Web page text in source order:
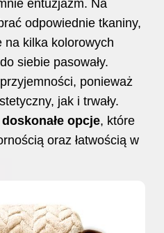
entuzjazm. Na
odpowiednie tkaniny,
na kilka kolorowych
siebie pasowały.
ponieważ
jak i trwały.
opcje, które
oraz łatwością w